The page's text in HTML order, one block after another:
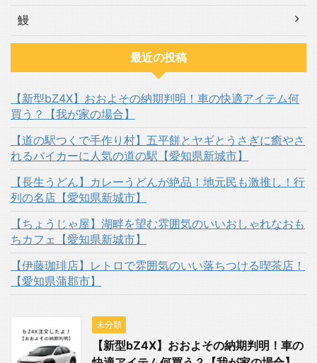
鰻
最近の投稿
【新型bZ4X】おおよその納期判明！車の快適アイテム何
買う？【我が家の場合】
【道の駅つくで手作り村】五平餅とヤギとうさぎに癒やさ
れるバイカーに人気の道の駅【愛知県新城市】
【長生うどん】カレーうどんが絶品！地元民も激推し！行
列の名店【愛知県新城市】
【ちょうじゃ屋】湖畔を望む雰囲気のいいおしゃれなおも
ちカフェ【愛知県新城市】
【伊藤珈琲店】レトロで雰囲気のいい落ちつける喫茶店！
【愛知県蒲郡市】
未分類
【新型bZ4X】おおよその納期判明！車の